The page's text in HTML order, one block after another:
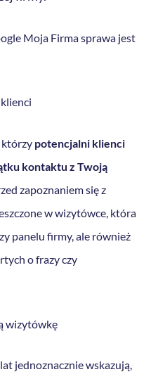
Moja Firma sprawa jest
którzypotencjalni klienci
kontaktu z Twoją
zapoznaniem się z
w wizytówce, która
panelu firmy, ale również
o frazy czy
wizytówkę
jednoznacznie wskazują,